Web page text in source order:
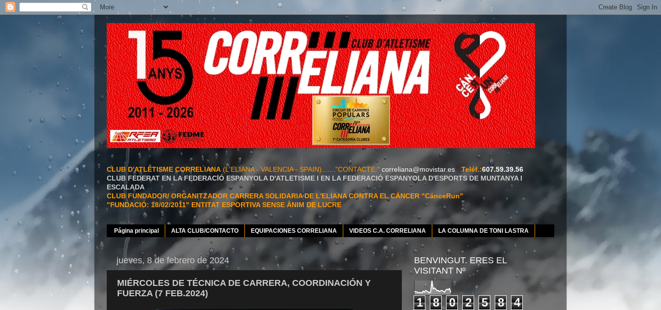
CLUB D'ATLETISME CORRELIANA (L'ELIANA - VALENCIA - SPAIN)......."CONTACTE:" correliana@movistar.es -Teléf.:607.59.39.56
CLUB FEDERAT EN LA FEDERACIÓ ESPANYOLA D'ATLETISME I EN LA FEDERACIÓ ESPANYOLA D'ESPORTS DE MUNTANYA I
ESCALADA
CLUB FUNDADOR/ ORGANITZADOR CARRERA SOLIDARIA DE L'ELIANA CONTRA EL CÁNCER "CánceRun"
"FUNDACIÓ: 18/02/2011" ENTITAT ESPORTIVA SENSE ÀNIM DE LUCRE
Página principal ALTA CLUB/CONTACTO EQUIPACIONES CORRELIANA VIDEOS C.A. CORRELIANA LA COLUMNA DE TONI LASTRA
jueves, 8 de febrero de 2024
MIÉRCOLES DE TÉCNICA DE CARRERA, COORDINACIÓN Y
FUERZA (7 FEB.2024)
BENVINGUT. ERES EL
VISITANT Nº
1 8 0 2 5 8 4